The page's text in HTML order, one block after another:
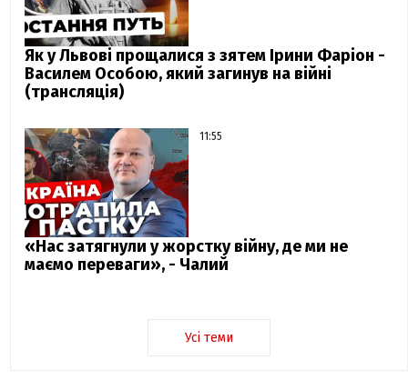
Як у Львові прощалися з зятем Ірини Фаріон -
Василем Особою, який загинув на війні
(трансляція)
11:55
«Нас затягнули у жорстку війну, де ми не
маємо переваги», - Чалий
Усі теми